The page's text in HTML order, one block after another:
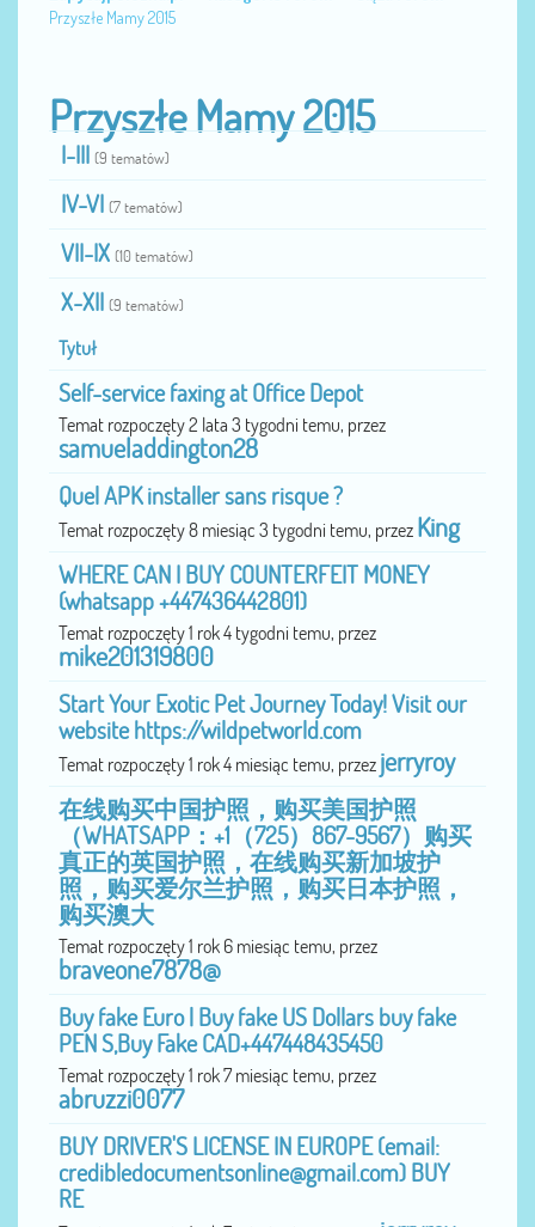
Przyszłe Mamy 2015
Przyszłe Mamy 2015
I-III (9 tematów)
IV-VI (7 tematów)
VII-IX (10 tematów)
X-XII (9 tematów)
Tytuł
Self-service faxing at Office Depot
Temat rozpoczęty 2 lata 3 tygodni temu, przez
samueladdington28
Quel APK installer sans risque ?
Temat rozpoczęty 8 miesiąc 3 tygodni temu, przez King
WHERE CAN I BUY COUNTERFEIT MONEY
(‪whatsapp +447436442801)
Temat rozpoczęty 1 rok 4 tygodni temu, przez
mike201319800
Start Your Exotic Pet Journey Today! Visit our
website https://wildpetworld.com
Temat rozpoczęty 1 rok 4 miesiąc temu, przez jerryroy
在线购买中国护照，购买美国护照
（WHATSAPP：+1（725）867-9567）购买
真正的英国护照，在线购买新加坡护
照，购买爱尔兰护照，购买日本护照，
购买澳大
Temat rozpoczęty 1 rok 6 miesiąc temu, przez
braveone7878@
Buy fake Euro | Buy fake US Dollars buy fake
PEN S,Buy Fake CAD+447448435450
Temat rozpoczęty 1 rok 7 miesiąc temu, przez
abruzzi0077
BUY DRIVER'S LICENSE IN EUROPE (email:
credibledocumentsonline@gmail.com) BUY
RE